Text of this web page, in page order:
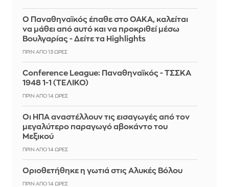
Ο Παναθηναϊκός έπαθε στο ΟΑΚΑ, καλείται
να μάθει από αυτό και να προκριθεί μέσω
Βουλγαρίας - Δείτε τα Highlights
ΠΡΙΝ ΑΠΌ 13 ΏΡΕΣ
Conference League: Παναθηναϊκός - ΤΣΣΚΑ
1948 1-1 (ΤΕΛΙΚΟ)
ΠΡΙΝ ΑΠΌ 14 ΏΡΕΣ
Οι ΗΠΑ αναστέλλουν τις εισαγωγές από τον
μεγαλύτερο παραγωγό αβοκάντο του
Μεξικού
ΠΡΙΝ ΑΠΌ 14 ΏΡΕΣ
Οριοθετήθηκε η γωτιά στις Αλυκές Βόλου
ΠΡΙΝ ΑΠΌ 14 ΏΡΕΣ